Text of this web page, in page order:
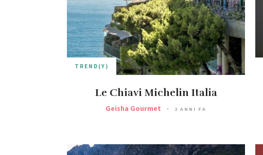
TREND(Y)
Le Chiavi Michelin Italia
Geisha Gourmet 2 ANNI FA